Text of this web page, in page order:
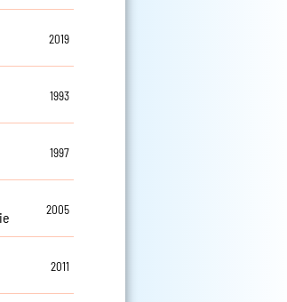
2019
1993
1997
2005
2011